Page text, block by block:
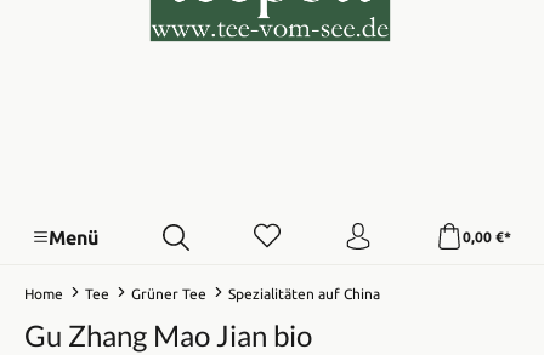
Menü 0,00 €*
Home Tee Grüner Tee Spezialitäten auf China
Gu Zhang Mao Jian bio